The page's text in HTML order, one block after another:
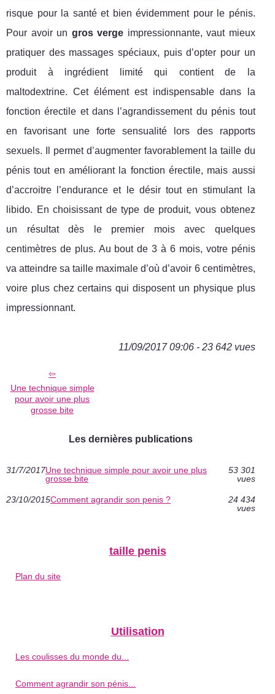
risque pour la santé et bien évidemment pour le pénis.
Pour avoir un gros verge impressionnante, vaut mieux
pratiquer des massages spéciaux, puis d’opter pour un
produit à ingrédient limité qui contient de la
maltodextrine. Cet élément est indispensable dans la
fonction érectile et dans l’agrandissement du pénis tout
en favorisant une forte sensualité lors des rapports
sexuels. Il permet d’augmenter favorablement la taille du
pénis tout en améliorant la fonction érectile, mais aussi
d’accroitre l’endurance et le désir tout en stimulant la
libido. En choisissant de type de produit, vous obtenez
un résultat dès le premier mois avec quelques
centimètres de plus. Au bout de 3 à 6 mois, votre pénis
va atteindre sa taille maximale d’où d’avoir 6 centimètres,
voire plus chez certains qui disposent un physique plus
impressionnant.
11/09/2017 09:06 - 23 642 vues
Une technique simple
pour avoir une plus
grosse bite
Les dernières publications
31/7/2017Une technique simple pour avoir une plus
grosse bite
53 301
vues
23/10/2015Comment agrandir son penis ?
24 434
vues
taille penis
Plan du site
Utilisation
Les coulisses du monde du...
Comment agrandir son pénis...